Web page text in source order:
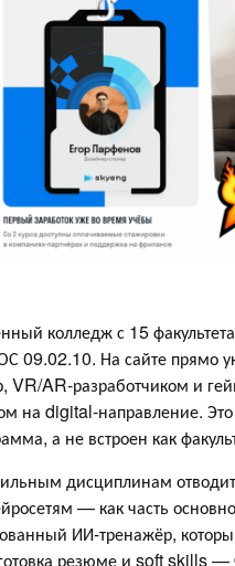
колледж с 15
09.02.10. На сайте прямо
VR/AR-разработчиком и
на digital-направление.
а не встроен как
дисциплинам
— как часть
ИИ-тренажёр,
резюме и soft skills —